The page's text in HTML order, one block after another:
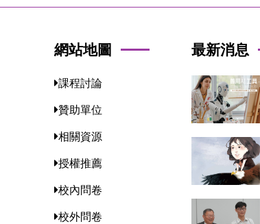
網站地圖
課程討論
贊助單位
相關資源
授權推薦
校內問卷
校外問卷
最新消息